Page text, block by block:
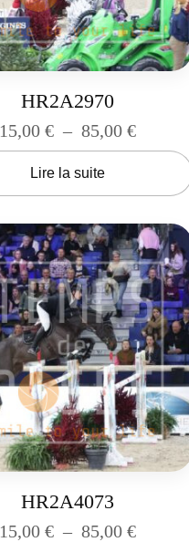
HR2A2970
15,00€ – 85,00€
Lire la suite
HR2A4073
15,00€ – 85,00€